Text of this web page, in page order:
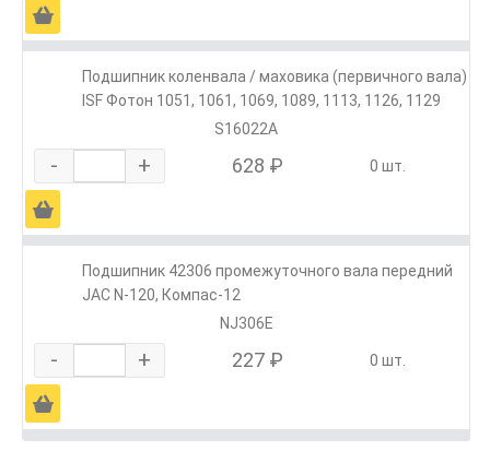
Ä
Подшипник коленвала / маховика (первичного вала)
ISF Фотон 1051, 1061, 1069, 1089, 1113, 1126, 1129
S16022A
- + 628 ₽ 0 шт.
Ä
Подшипник 42306 промежуточного вала передний
JAC N-120, Компас-12
NJ306E
- + 227 ₽ 0 шт.
Ä